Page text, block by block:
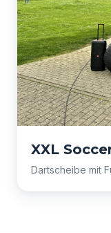
XXL
Dartscheibe mit